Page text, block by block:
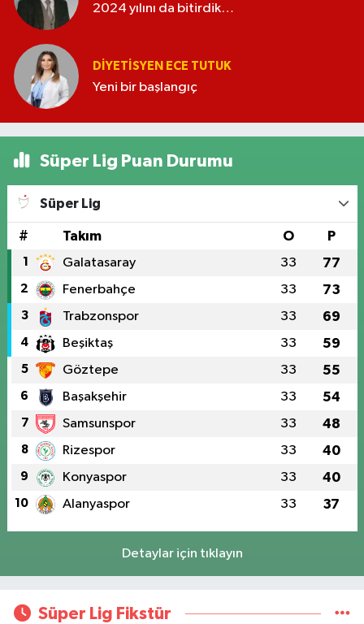
2024 yılını da bitirdik…
DIYETISYEN ECE TUTUK
Yeni bir başlangıç
Süper Lig Puan Durumu
Süper Lig
# Takım O P
1 Galatasaray 33 77
2 Fenerbahçe 33 73
3 Trabzonspor 33 69
4 Beşiktaş 33 59
5 Göztepe 33 55
6 Başakşehir 33 54
7 Samsunspor 33 48
8 Rizespor 33 40
9 Konyaspor 33 40
10 Alanyaspor 33 37
Detaylar için tıklayın
Süper Lig Fikstür